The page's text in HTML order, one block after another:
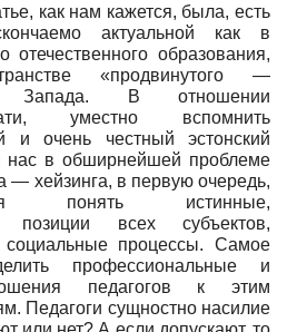
как нам кажется, была, есть
актуальной как в
отечественного образования,
«продвинутого —
Запада. В отношении
уместно вспомнить
и очень честный эстонский
нас в обширнейшей проблеме
— хейзинга, в первую очередь,
понять истинные,
позиции всех субъектов,
процессы. Самое
профессиональные и
педагогов к этим
Педагоги сущностно насилие